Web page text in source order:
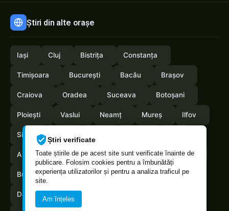
Știri verificate
Toate știrile de pe acest site sunt verificate înainte de
publicare. Folosim cookies pentru a îmbunătăți
experiența utilizatorilor și pentru a analiza traficul pe
site.
Am înțeles
Știri din alte orașe
Iași Cluj Bistrița Constanța
Timișoara București Bacău Brașov
Craiova Oradea Suceava Botoșani
Ploiești Vaslui Neamț Mureș Ilfov
Sibiu
Arges Maramures Vrancea Satumare
Buzau Braila Calarasi Caras-Severin
Dambovita Giurgiu